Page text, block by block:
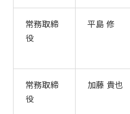
常務取締
役
平島 修
常務取締
役
加藤 貴也